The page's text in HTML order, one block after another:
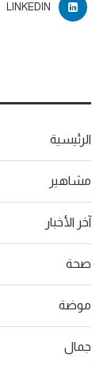
LINKEDIN
الرئيسية
مشاهير
آخر الأخبار
صحة
موضة
جمال